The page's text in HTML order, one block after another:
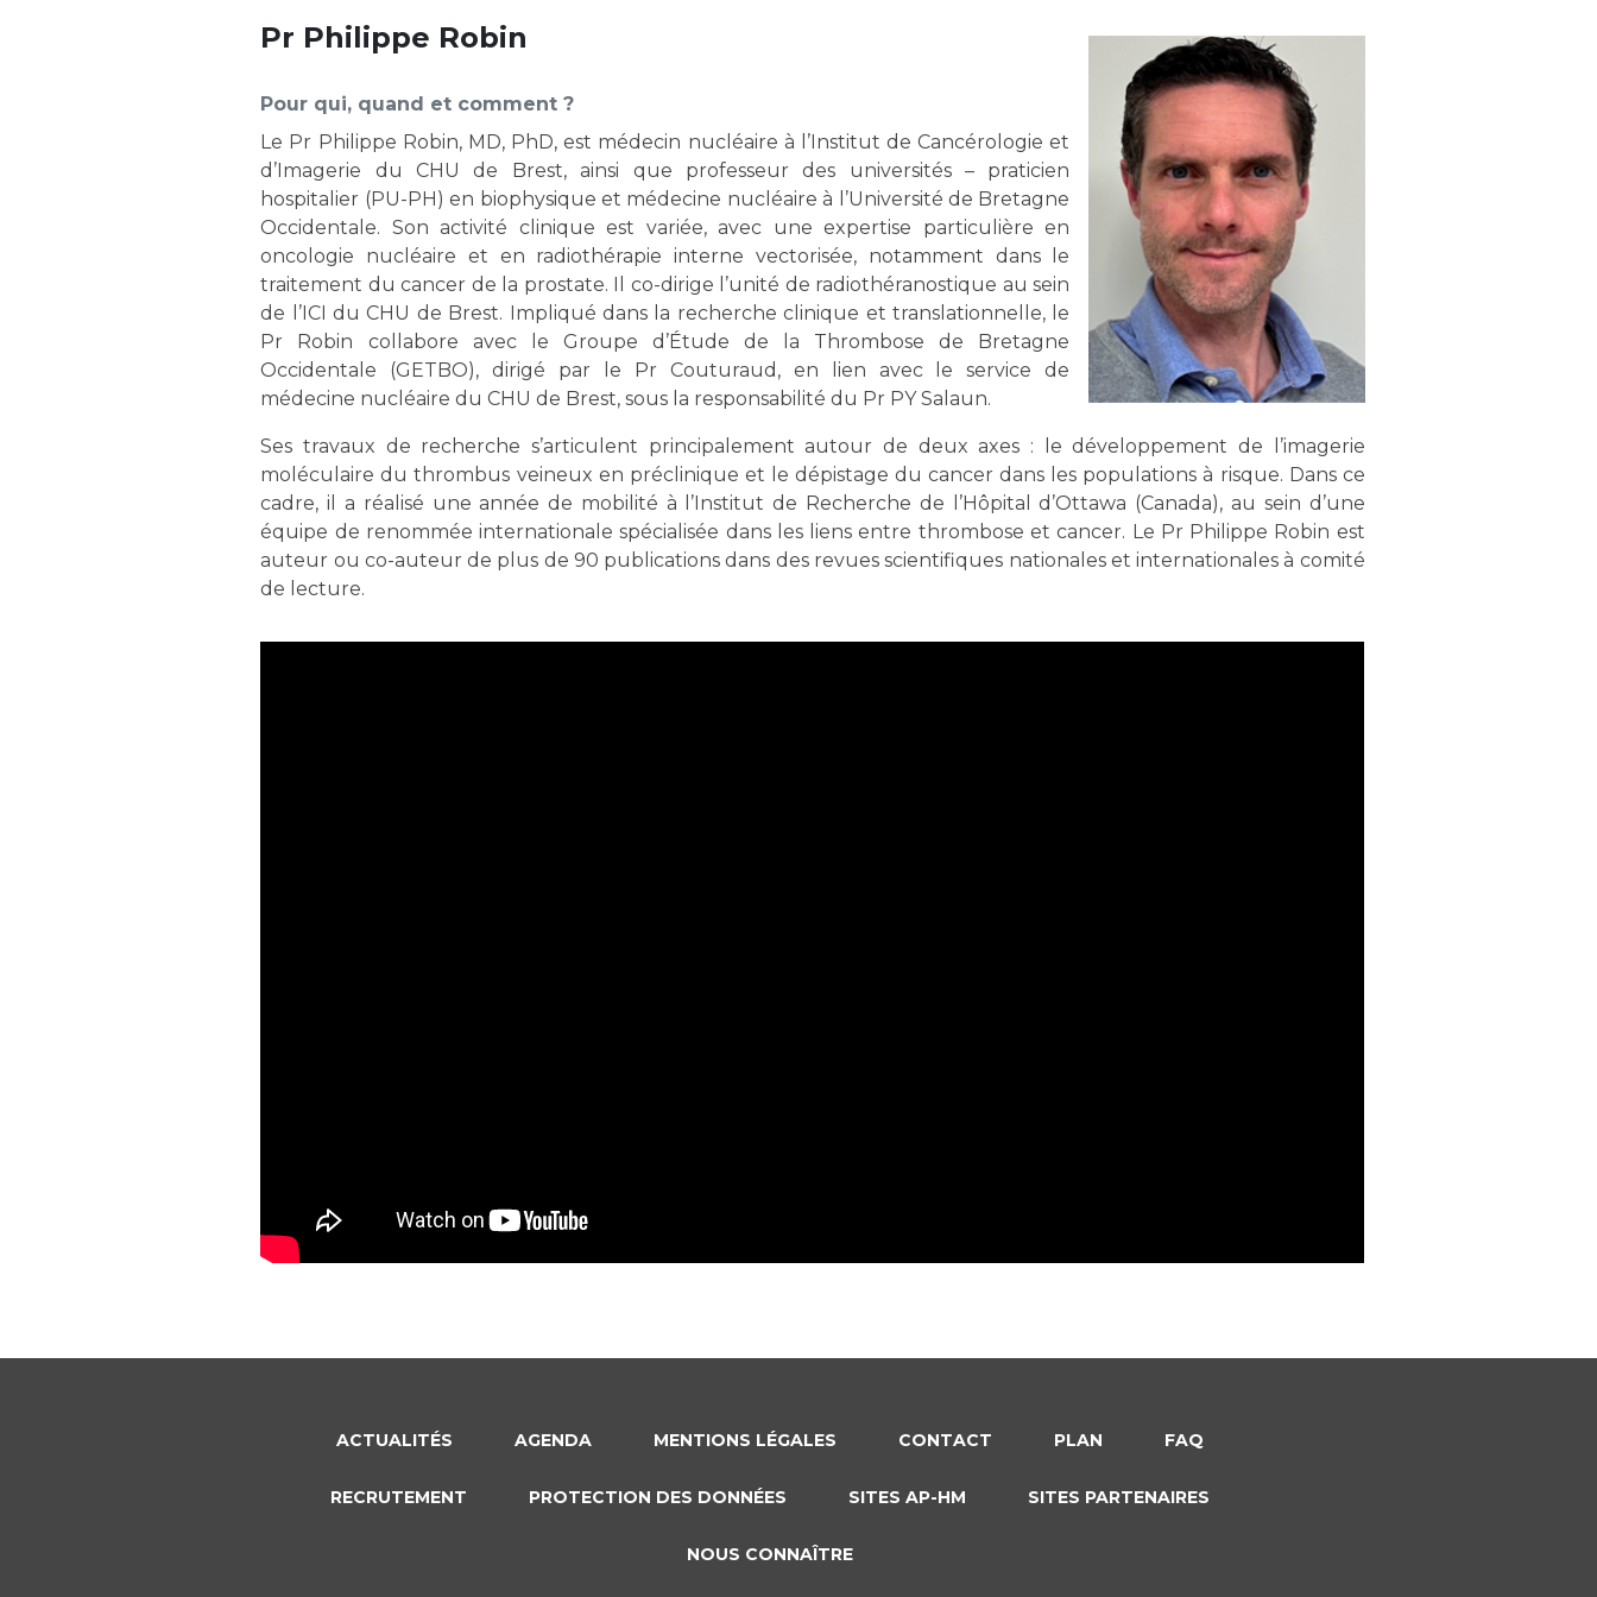
Les associations
Salon des familles
Transports sanitaires
Vos droits, vos devoirs
Les structures de recherche
Pr Philippe Robin
Pour qui, quand et comment ?
Le Pr Philippe Robin, MD, PhD, est médecin nucléaire à l’Institut de Cancérologie et
d’Imagerie du CHU de Brest, ainsi que professeur des universités – praticien
hospitalier (PU-PH) en biophysique et médecine nucléaire à l’Université de Bretagne
Occidentale. Son activité clinique est variée, avec une expertise particulière en
oncologie nucléaire et en radiothérapie interne vectorisée, notamment dans le
traitement du cancer de la prostate. Il co-dirige l’unité de radiothéranostique au sein
de l’ICI du CHU de Brest. Impliqué dans la recherche clinique et translationnelle, le
Pr Robin collabore avec le Groupe d’Étude de la Thrombose de Bretagne
Occidentale (GETBO), dirigé par le Pr Couturaud, en lien avec le service de
médecine nucléaire du CHU de Brest, sous la responsabilité du Pr PY Salaun.
Ses travaux de recherche s’articulent principalement autour de deux axes : le développement de l’imagerie
moléculaire du thrombus veineux en préclinique et le dépistage du cancer dans les populations à risque. Dans ce
cadre, il a réalisé une année de mobilité à l’Institut de Recherche de l’Hôpital d’Ottawa (Canada), au sein d’une
équipe de renommée internationale spécialisée dans les liens entre thrombose et cancer. Le Pr Philippe Robin est
auteur ou co-auteur de plus de 90 publications dans des revues scientifiques nationales et internationales à comité
de lecture.
ACTUALITÉS AGENDA MENTIONS LÉGALES CONTACT PLAN FAQ
RECRUTEMENT PROTECTION DES DONNÉES SITES AP-HM SITES PARTENAIRES
NOUS CONNAÎTRE